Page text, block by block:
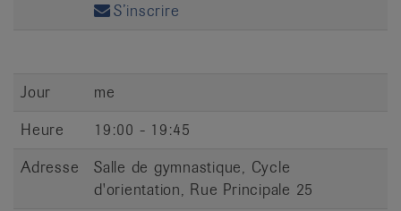
S’inscrire
Jour
me
Heure
19:00 - 19:45
Adresse
Salle de gymnastique, Cycle
d'orientation, Rue Principale 25